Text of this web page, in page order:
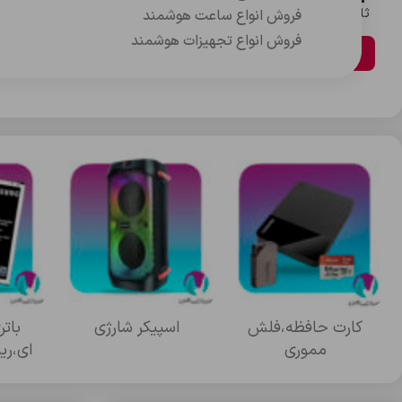
فروش انواع ساعت هوشمند
فروش انواع تجهیزات هوشمند
روز ساعت ثانیه
مشاهده محصولات
کارت حافظه،فلش
مموري
اسپيکر شارژي